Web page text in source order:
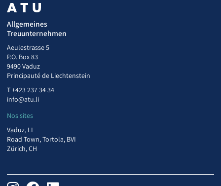
Allgemeines
Treuunternehmen
Aeulestrasse 5
P.O. Box 83
9490 Vaduz
Principauté de Liechtenstein
T+423 237 34 34
info@atu.li
Nos sites
Vaduz, LI
Road Town, Tortola, BVI
Zürich, CH